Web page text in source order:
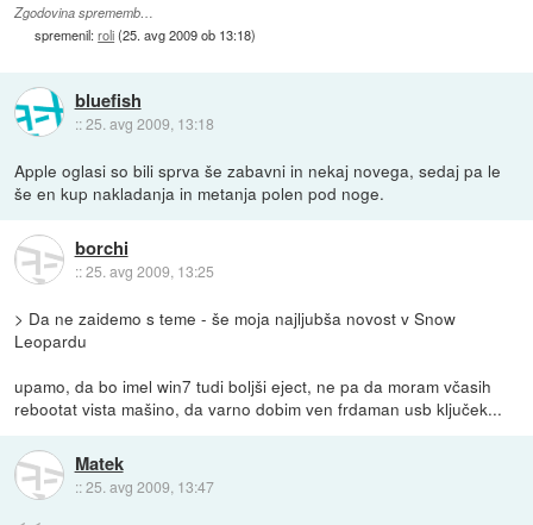
Zgodovina sprememb…
spremenil:roli(25. avg 2009 ob 13:18)
bluefish
::25. avg 2009, 13:18
Apple oglasi so bili sprva še zabavni in nekaj novega, sedaj pa le
še en kup nakladanja in metanja polen pod noge.
borchi
::25. avg 2009, 13:25
> Da ne zaidemo s teme - še moja najljubša novost v Snow
Leopardu
upamo, da bo imel win7 tudi boljši eject, ne pa da moram včasih
rebootat vista mašino, da varno dobim ven frdaman usb ključek...
Matek
::25. avg 2009, 13:47